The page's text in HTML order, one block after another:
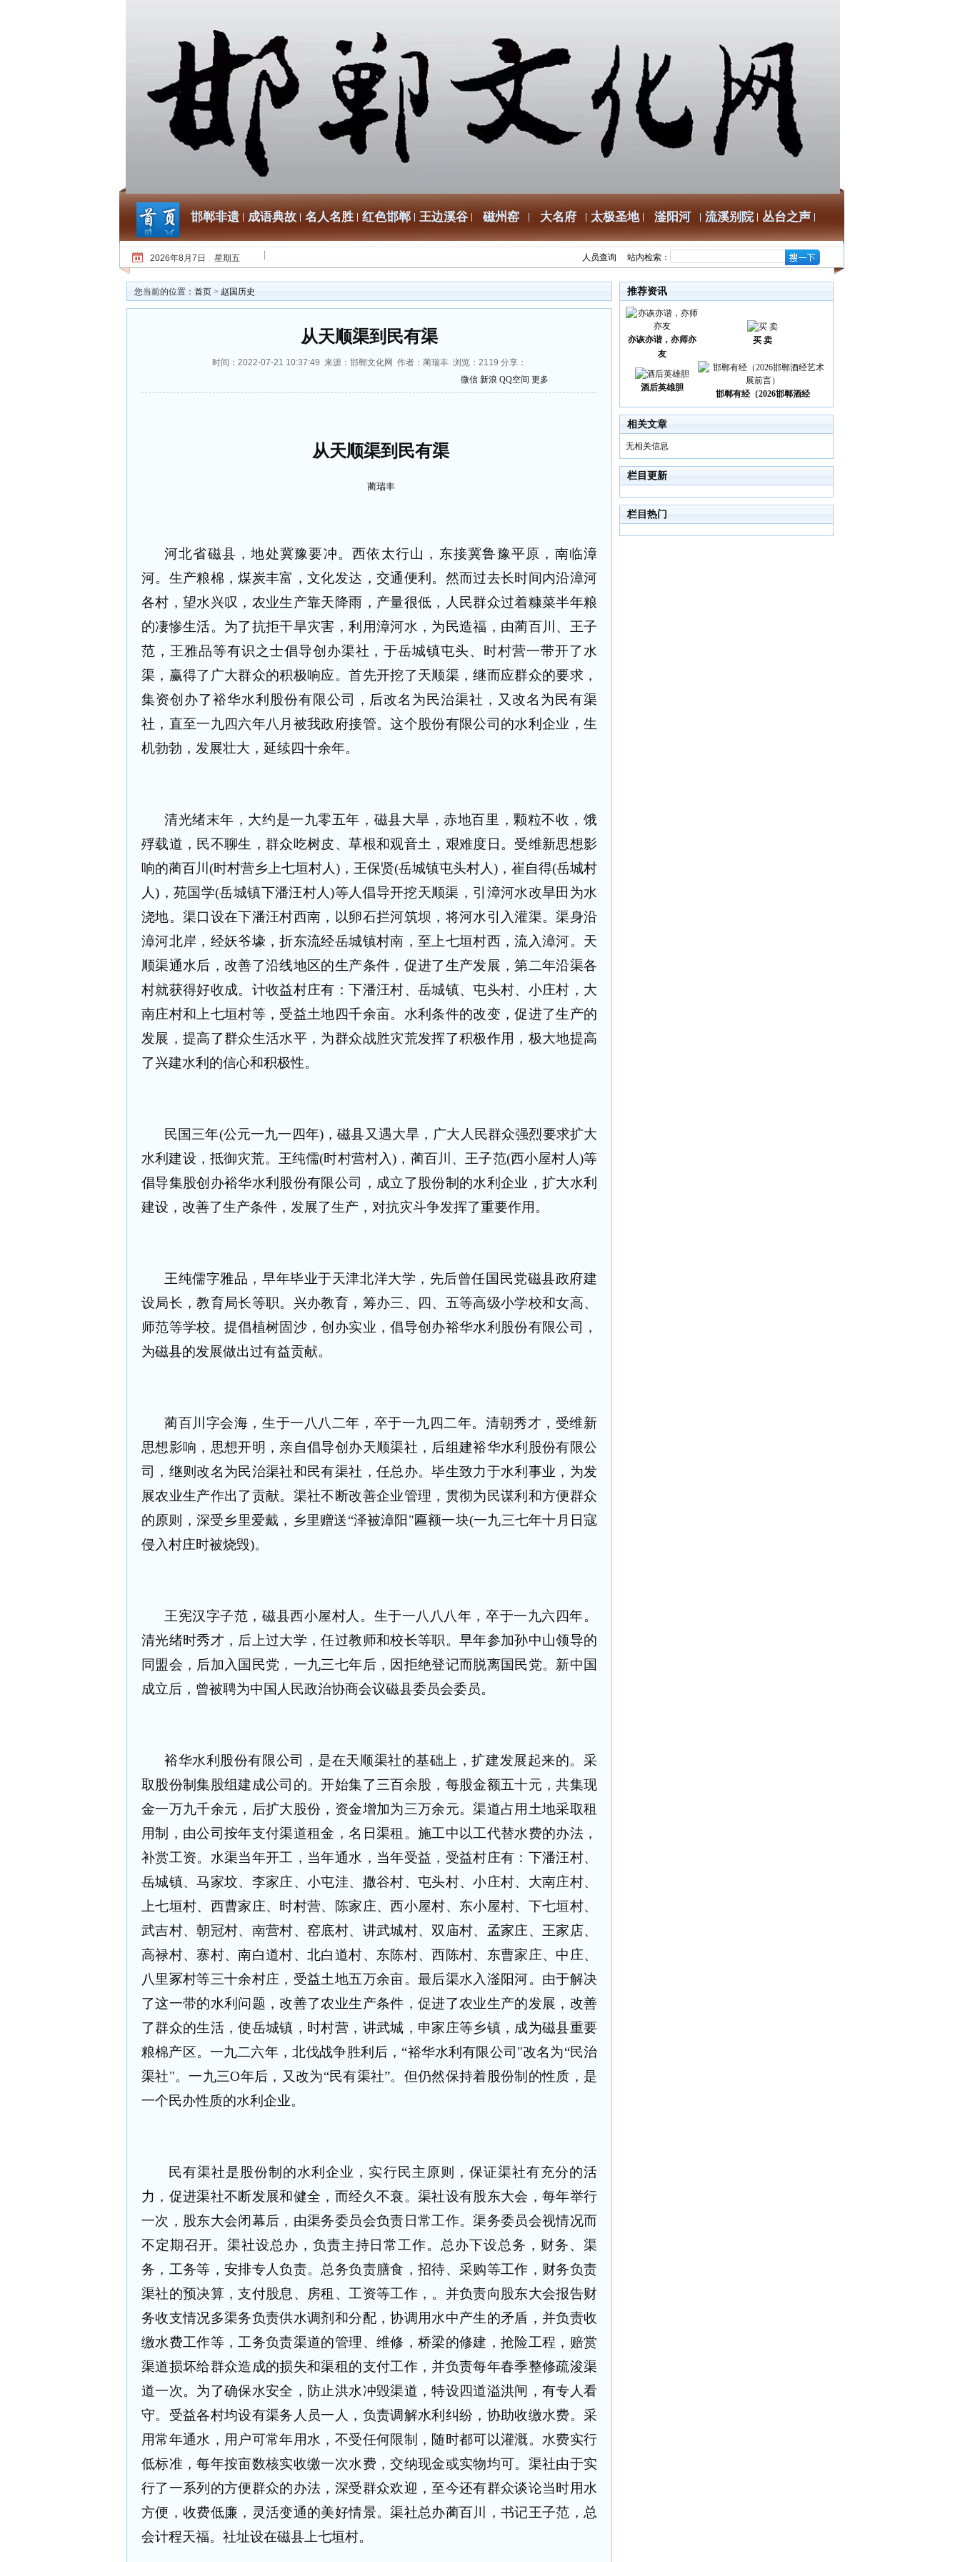
邯郸非遗 成语典故 名人名胜 红色邯郸 王边溪谷 磁州窑 大名府 太极圣地 滏阳河 流溪别院 丛台之声
2026年8月7日 星期五 人员查询 站内检索：
您当前的位置： 首页 > 赵国历史
从天顺渠到民有渠
时间：2022-07-21 10:37:49 来源：邯郸文化网 作者：蔺瑞丰 浏览： 2119 分享：
微信 新浪 QQ空间 更多
从天顺渠到民有渠
蔺瑞丰
河北省磁县，地处冀豫要冲。西依太行山，东接冀鲁豫平原，南临漳
河。生产粮棉，煤炭丰富，文化发达，交通便利。然而过去长时间内沿漳河
各村，望水兴叹，农业生产靠天降雨，产量很低，人民群众过着糠菜半年粮
的凄惨生活。为了抗拒干旱灾害，利用漳河水，为民造福，由蔺百川、王子
范，王雅品等有识之士倡导创办渠社，于岳城镇屯头、时村营一带开了水
渠，赢得了广大群众的积极响应。首先开挖了天顺渠，继而应群众的要求，
集资创办了裕华水利股份有限公司，后改名为民治渠社，又改名为民有渠
社，直至一九四六年八月被我政府接管。这个股份有限公司的水利企业，生
机勃勃，发展壮大，延续四十余年。
清光绪末年，大约是一九零五年，磁县大旱，赤地百里，颗粒不收，饿
殍载道，民不聊生，群众吃树皮、草根和观音土，艰难度日。受维新思想影
响的蔺百川(时村营乡上七垣村人)，王保贤(岳城镇屯头村人)，崔自得(岳城村
人)，苑国学(岳城镇下潘汪村人)等人倡导开挖天顺渠，引漳河水改旱田为水
浇地。渠口设在下潘汪村西南，以卵石拦河筑坝，将河水引入灌渠。渠身沿
漳河北岸，经妖爷壕，折东流经岳城镇村南，至上七垣村西，流入漳河。天
顺渠通水后，改善了沿线地区的生产条件，促进了生产发展，第二年沿渠各
村就获得好收成。计收益村庄有：下潘汪村、岳城镇、屯头村、小庄村，大
南庄村和上七垣村等，受益土地四千余亩。水利条件的改变，促进了生产的
发展，提高了群众生活水平，为群众战胜灾荒发挥了积极作用，极大地提高
了兴建水利的信心和积极性。
民国三年(公元一九一四年)，磁县又遇大旱，广大人民群众强烈要求扩大
水利建设，抵御灾荒。王纯儒(时村营村入)，蔺百川、王子范(西小屋村人)等
倡导集股创办裕华水利股份有限公司，成立了股份制的水利企业，扩大水利
建设，改善了生产条件，发展了生产，对抗灾斗争发挥了重要作用。
王纯儒字雅品，早年毕业于天津北洋大学，先后曾任国民党磁县政府建
设局长，教育局长等职。兴办教育，筹办三、四、五等高级小学校和女高、
师范等学校。提倡植树固沙，创办实业，倡导创办裕华水利股份有限公司，
为磁县的发展做出过有益贡献。
蔺百川字会海，生于一八八二年，卒于一九四二年。清朝秀才，受维新
思想影响，思想开明，亲自倡导创办天顺渠社，后组建裕华水利股份有限公
司，继则改名为民治渠社和民有渠社，任总办。毕生致力于水利事业，为发
展农业生产作出了贡献。渠社不断改善企业管理，贯彻为民谋利和方便群众
的原则，深受乡里爱戴，乡里赠送“泽被漳阳"匾额一块(一九三七年十月日寇
侵入村庄时被烧毁)。
王宪汉字子范，磁县西小屋村人。生于一八八八年，卒于一九六四年。
清光绪时秀才，后上过大学，任过教师和校长等职。早年参加孙中山领导的
同盟会，后加入国民党，一九三七年后，因拒绝登记而脱离国民党。新中国
成立后，曾被聘为中国人民政治协商会议磁县委员会委员。
裕华水利股份有限公司，是在天顺渠社的基础上，扩建发展起来的。采
取股份制集股组建成公司的。开始集了三百余股，每股金额五十元，共集现
金一万九千余元，后扩大股份，资金增加为三万余元。渠道占用土地采取租
用制，由公司按年支付渠道租金，名日渠租。施工中以工代替水费的办法，
补赏工资。水渠当年开工，当年通水，当年受益，受益村庄有：下潘汪村、
岳城镇、马家坟、李家庄、小屯洼、撒谷村、屯头村、小庄村、大南庄村、
上七垣村、西曹家庄、时村营、陈家庄、西小屋村、东小屋村、下七垣村、
武吉村、朝冠村、南营村、窑底村、讲武城村、双庙村、孟家庄、王家店、
高禄村、寨村、南白道村、北白道村、东陈村、西陈村、东曹家庄、中庄、
八里冢村等三十余村庄，受益土地五万余亩。最后渠水入滏阳河。由于解决
了这一带的水利问题，改善了农业生产条件，促进了农业生产的发展，改善
了群众的生活，使岳城镇，时村营，讲武城，申家庄等乡镇，成为磁县重要
粮棉产区。一九二六年，北伐战争胜利后，“裕华水利有限公司"改名为“民治
渠社"。一九三O年后，又改为“民有渠社”。但仍然保持着股份制的性质，是
一个民办性质的水利企业。
民有渠社是股份制的水利企业，实行民主原则，保证渠社有充分的活
力，促进渠社不断发展和健全，而经久不衰。渠社设有股东大会，每年举行
一次，股东大会闭幕后，由渠务委员会负责日常工作。渠务委员会视情况而
不定期召开。渠社设总办，负责主持日常工作。总办下设总务，财务、渠
务，工务等，安排专人负责。总务负责膳食，招待、采购等工作，财务负责
渠社的预决算，支付股息、房租、工资等工作，。并负责向股东大会报告财
务收支情况多渠务负责供水调剂和分配，协调用水中产生的矛盾，并负责收
缴水费工作等，工务负责渠道的管理、维修，桥梁的修建，抢险工程，赔赏
渠道损坏给群众造成的损失和渠租的支付工作，并负责每年春季整修疏浚渠
道一次。为了确保水安全，防止洪水冲毁渠道，特设四道溢洪闸，有专人看
守。受益各村均设有渠务人员一人，负责调解水利纠纷，协助收缴水费。采
用常年通水，用户可常年用水，不受任何限制，随时都可以灌溉。水费实行
低标准，每年按亩数核实收缴一次水费，交纳现金或实物均可。渠社由于实
行了一系列的方便群众的办法，深受群众欢迎，至今还有群众谈论当时用水
方便，收费低廉，灵活变通的美好情景。渠社总办蔺百川，书记王子范，总
会计程天福。社址设在磁县上七垣村。
推荐资讯
亦诙亦谐，亦师亦
友
买 卖
酒后英雄胆
邯郸有经（2026邯郸酒经
相关文章
无相关信息
栏目更新
栏目热门